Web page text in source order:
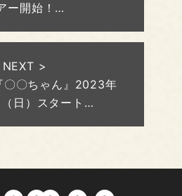
ー開始！…
NEXT >
〇〇ちゃん』2023年
日）スタート…